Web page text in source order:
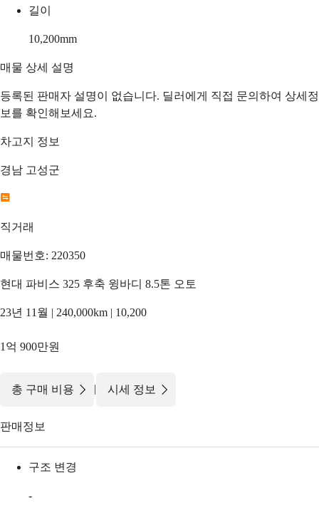
길이
10,200mm
매물 상세 설명
등록된 판매자 설명이 없습니다. 딜러에게 직접 문의하여 상세정
보를 확인해보세요.
차고지 정보
경남 고성군
직거래
매물번호: 220350
현대 파비스 325 후축 윙바디 8.5톤 오토
23년 11월 | 240,000km | 10,200
1억 900만원
총 구매 비용 | 시세 정보
판매정보
구조 변경
-